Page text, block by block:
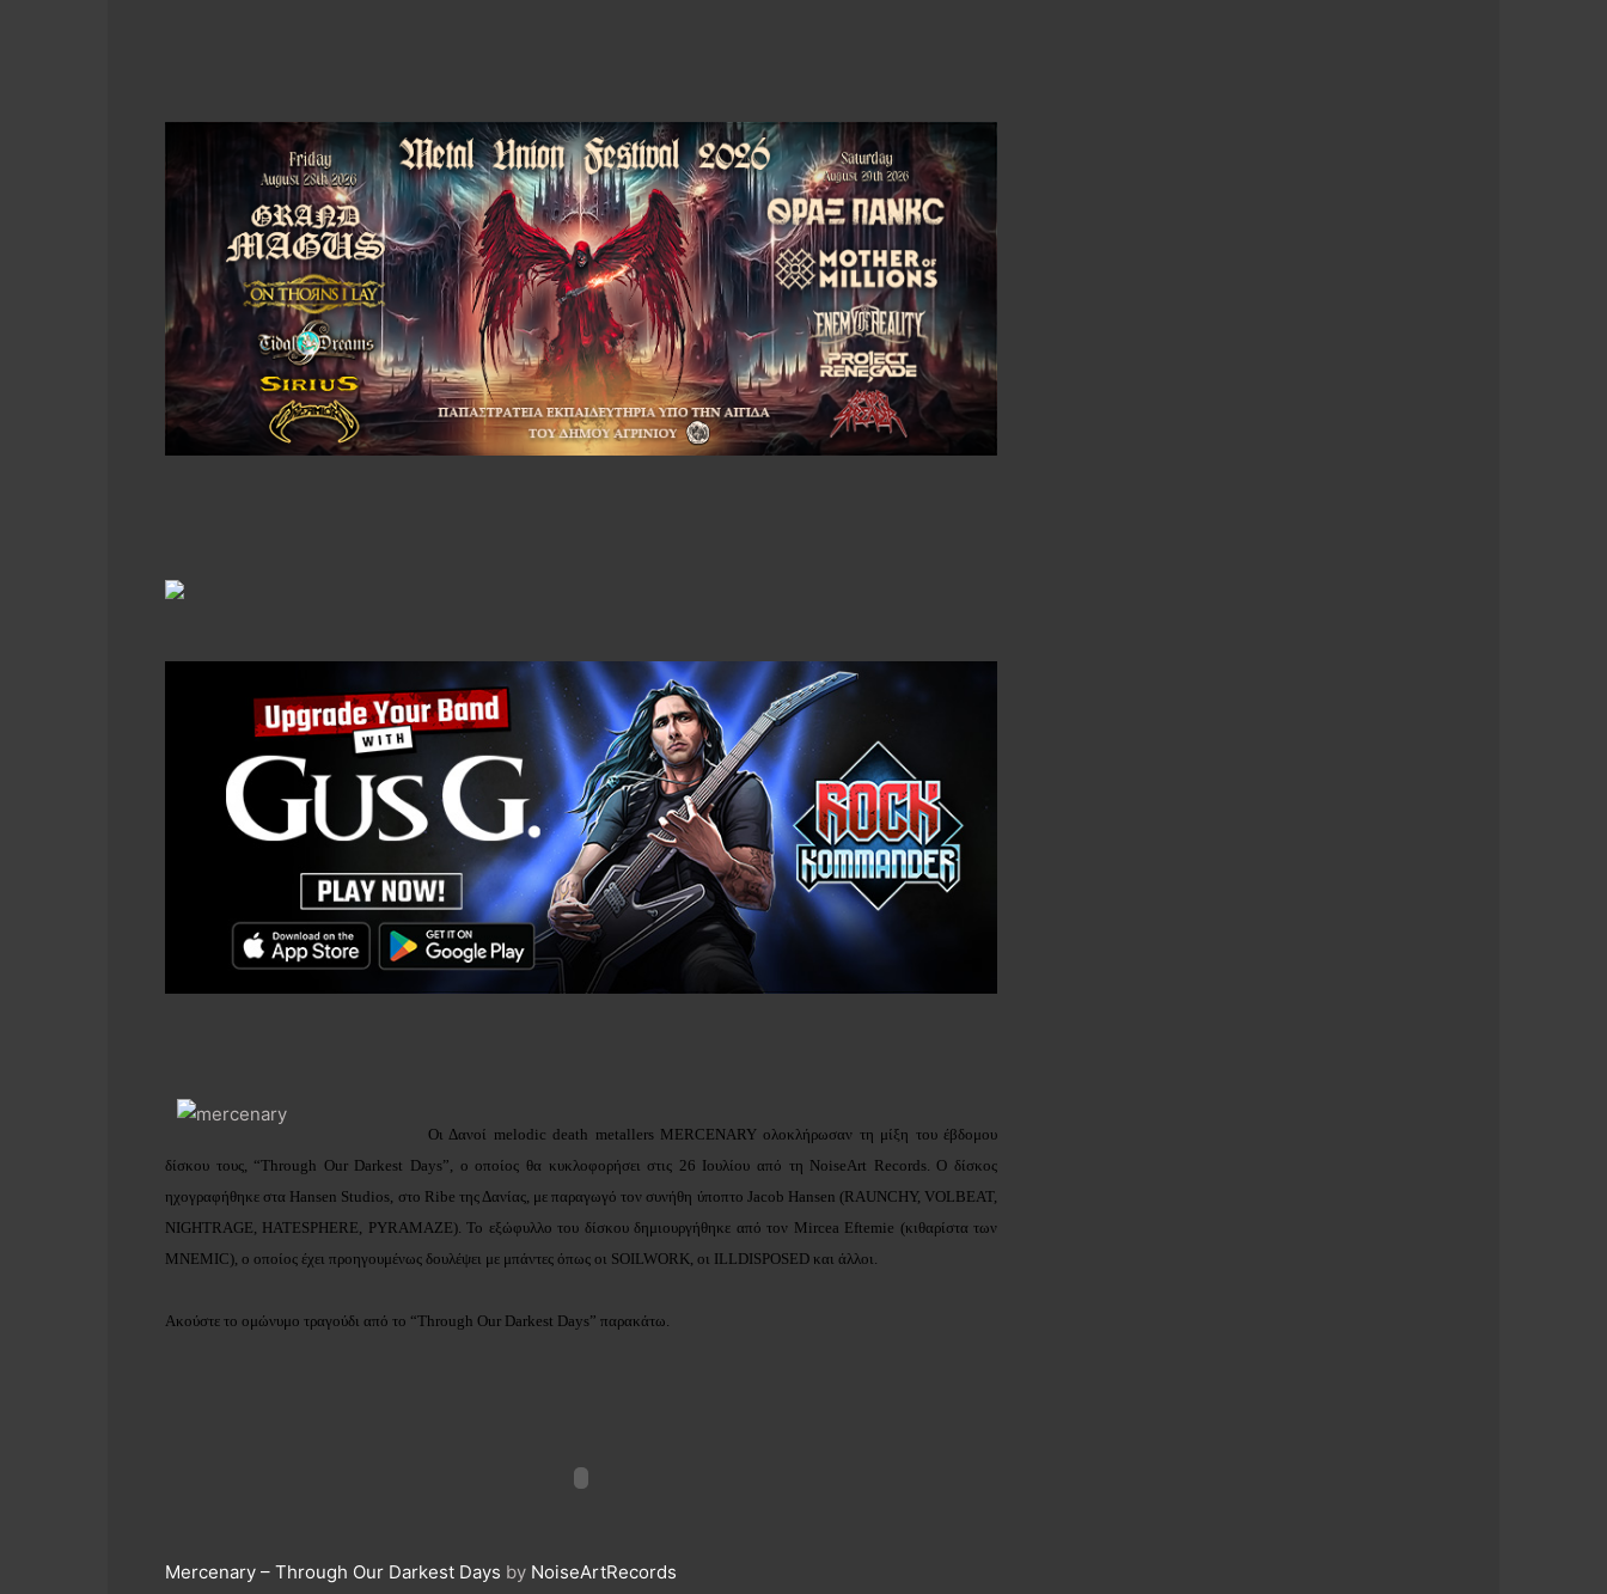
Οι Δανοί melodic death metallers MERCENARY ολοκλήρωσαν τη μίξη του έβδομου
δίσκου τους, “Through Our Darkest Days”, ο οποίος θα κυκλοφορήσει στις 26 Ιουλίου από τη NoiseArt Records. Ο δίσκος
ηχογραφήθηκε στα Hansen Studios, στο Ribe της Δανίας, με παραγωγό τον συνήθη ύποπτο Jacob Hansen (RAUNCHY, VOLBEAT,
NIGHTRAGE, HATESPHERE, PYRAMAZE). Το εξώφυλλο του δίσκου δημιουργήθηκε από τον Mircea Eftemie (κιθαρίστα των
MNEMIC), ο οποίος έχει προηγουμένως δουλέψει με μπάντες όπως οι SOILWORK, οι ILLDISPOSED και άλλοι.
Ακούστε το ομώνυμο τραγούδι από το “Through Our Darkest Days” παρακάτω.
Mercenary – Through Our Darkest Days by NoiseArtRecords